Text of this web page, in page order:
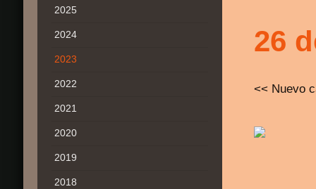
26
<< Nuevo
2025
2024
2023
2022
2021
2020
2019
2018